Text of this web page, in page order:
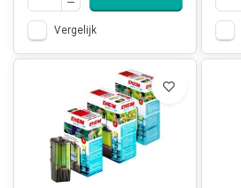
Vergelijk